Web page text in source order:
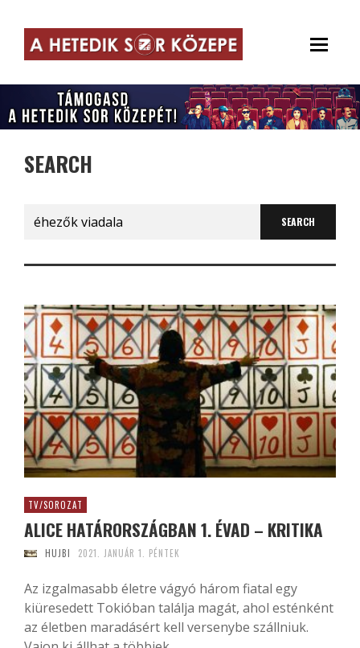
SEARCH
Search
for:
TV/SOROZAT
ALICE HATÁRORSZÁGBAN 1. ÉVAD – KRITIKA
HUJBI 2021. JANUÁR 1. PÉNTEK
Az izgalmasabb életre vágyó három fiatal egy
kiüresedett Tokióban találja magát, ahol esténként
az életben maradásért kell versenybe szállniuk.